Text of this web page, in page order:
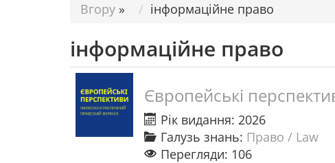
Вгору » інформаційне право
інформаційне право
Європейські
Рік видання: 2026
Галузь знань: Право / Law
Перегляди: 106